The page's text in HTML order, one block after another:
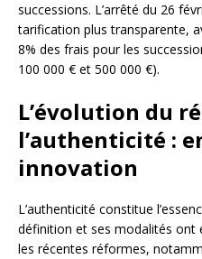
successions. L’arrêté du 26
tarification plus transparente,
8% des frais pour les
100 000 € et 500 000 €).
L’évolution du
l’authenticité :
innovation
L’authenticité constitue
définition et ses modalités ont
les récentes réformes,